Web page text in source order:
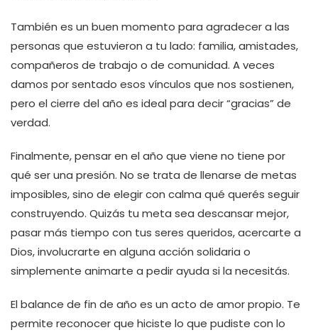
También es un buen momento para agradecer a las
personas que estuvieron a tu lado: familia, amistades,
compañeros de trabajo o de comunidad. A veces
damos por sentado esos vínculos que nos sostienen,
pero el cierre del año es ideal para decir “gracias” de
verdad.
Finalmente, pensar en el año que viene no tiene por
qué ser una presión. No se trata de llenarse de metas
imposibles, sino de elegir con calma qué querés seguir
construyendo. Quizás tu meta sea descansar mejor,
pasar más tiempo con tus seres queridos, acercarte a
Dios, involucrarte en alguna acción solidaria o
simplemente animarte a pedir ayuda si la necesitás.
El balance de fin de año es un acto de amor propio. Te
permite reconocer que hiciste lo que pudiste con lo